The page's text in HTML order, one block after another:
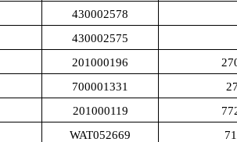
430002578
430002575
201000196
700001331
201000119
WAT052669